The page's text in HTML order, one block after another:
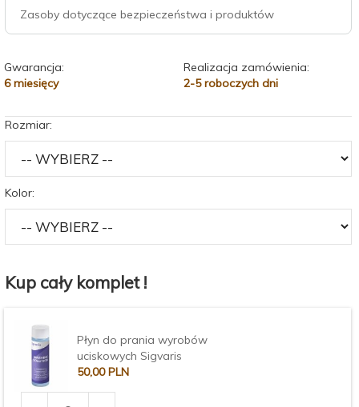
Zasoby dotyczące bezpieczeństwa i produktów
Gwarancja:
6 miesięcy
Realizacja zamówienia:
2-5 roboczych dni
Rozmiar:
Kolor:
Kup cały komplet !
Płyn do prania wyrobów
uciskowych Sigvaris
50,00 PLN